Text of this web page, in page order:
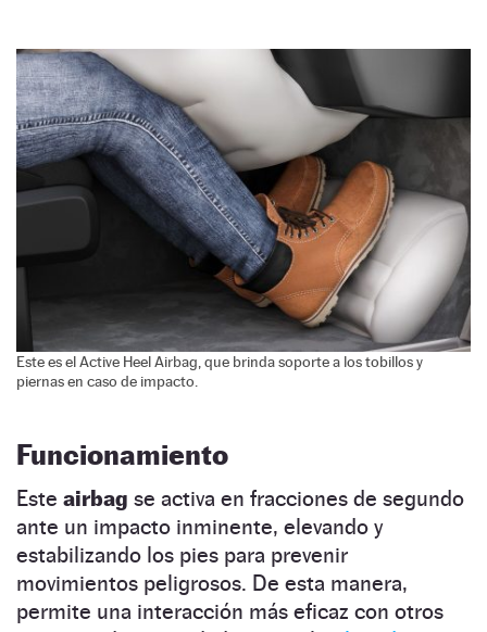
Este es el Active Heel Airbag, que brinda soporte a los tobillos y
piernas en caso de impacto.
Funcionamiento
Este airbag se activa en fracciones de segundo
ante un impacto inminente, elevando y
estabilizando los pies para prevenir
movimientos peligrosos. De esta manera,
permite una interacción más eficaz con otros